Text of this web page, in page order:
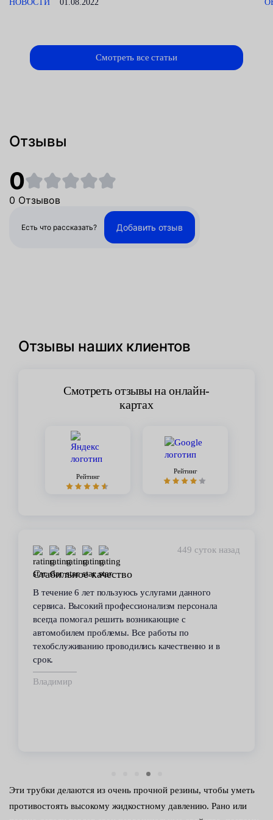
НОВОСТИ 01.08.2022
Смотреть все статьи
Отзывы
0
0 Отзывов
Есть что рассказать? Добавить отзыв
Отзывы наших клиентов
Смотреть отзывы на онлайн-
картах
Рейтинг
Рейтинг
449 суток назад
Стабильное качество
В течение 6 лет пользуюсь услугами данного
сервиса. Высокий профессионализм персонала
всегда помогал решить возникающие с
автомобилем проблемы. Все работы по
техобслуживанию проводились качественно и в
срок.
Владимир
Эти трубки делаются из очень прочной резины, чтобы уметь
противостоять высокому жидкостному давлению. Рано или